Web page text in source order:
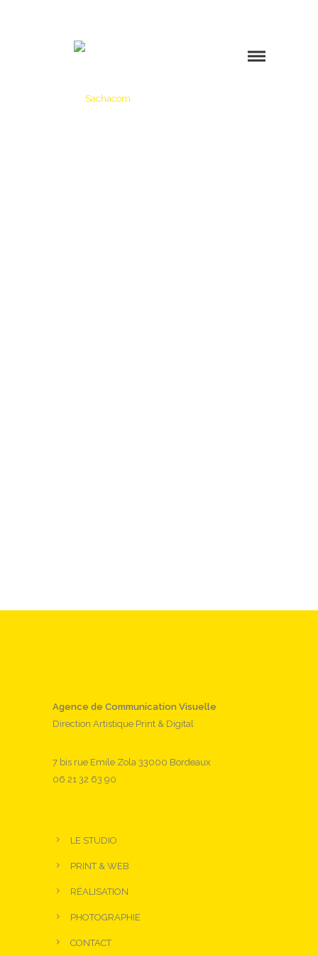
Agence de Communication Visuelle
Direction Artistique Print & Digital
7 bis rue Emile Zola 33000 Bordeaux
06 21 32 63 90
LE STUDIO
PRINT & WEB
RÉALISATION
PHOTOGRAPHIE
CONTACT